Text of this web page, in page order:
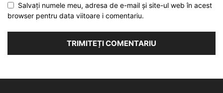
Salvați numele meu, adresa de e-mail și site-ul web în acest
browser pentru data viitoare i comentariu.